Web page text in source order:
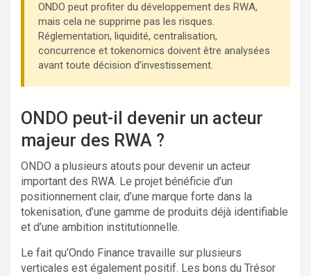
ONDO peut profiter du développement des RWA,
mais cela ne supprime pas les risques.
Réglementation, liquidité, centralisation,
concurrence et tokenomics doivent être analysées
avant toute décision d’investissement.
ONDO peut-il devenir un acteur
majeur des RWA ?
ONDO a plusieurs atouts pour devenir un acteur
important des RWA. Le projet bénéficie d’un
positionnement clair, d’une marque forte dans la
tokenisation, d’une gamme de produits déjà identifiable
et d’une ambition institutionnelle.
Le fait qu’Ondo Finance travaille sur plusieurs
verticales est également positif. Les bons du Trésor